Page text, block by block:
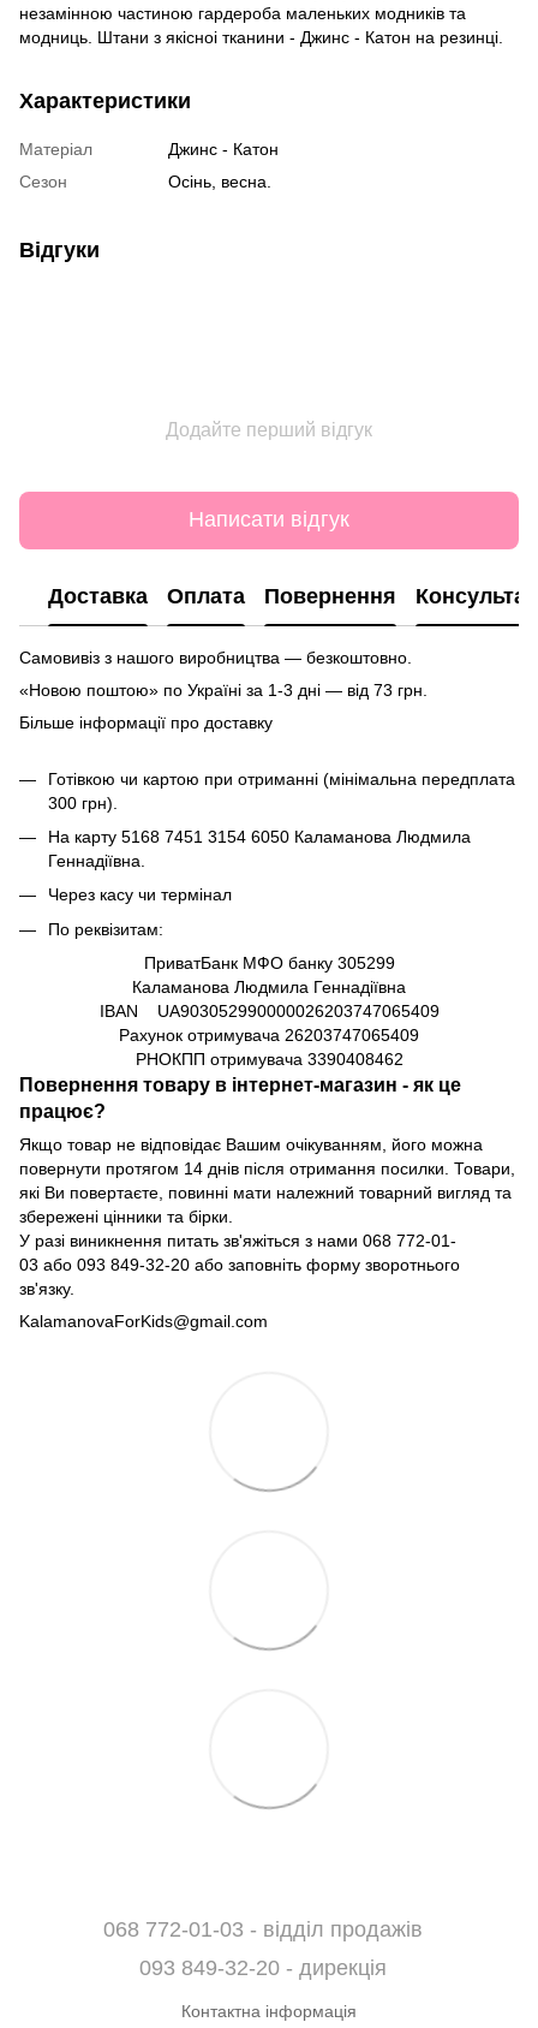
незамінною частиною гардероба маленьких модників та
модниць. Штани з якісноі тканини - Джинс - Катон на резинці.
Характеристики
Матеріал
Джинс - Катон
Сезон
Осінь, весна.
Відгуки
Додайте перший відгук
Написати відгук
Доставка Оплата Повернення
Самовивіз з нашого виробництва — безкоштовно.
«Новою поштою» по Україні за 1-3 дні — від 73 грн.
Більше інформації про доставку
Готівкою чи картою при отриманні (мінімальна передплата
300 грн).
На карту 5168 7451 3154 6050 Каламанова Людмила
Геннадіївна.
Через касу чи термінал
По реквізитам:
ПриватБанк МФО банку 305299
Каламанова Людмила Геннадіївна
IBAN UA903052990000026203747065409
Рахунок отримувача 26203747065409
РНОКПП отримувача 3390408462
Повернення товару в інтернет-магазин - як це
працює?
Якщо товар не відповідає Вашим очікуванням, його можна
повернути протягом 14 днів після отримання посилки. Товари,
які Ви повертаєте, повинні мати належний товарний вигляд та
збережені цінники та бірки.
У разі виникнення питать зв'яжіться з нами 068 772-01-
03 або 093 849-32-20 або заповніть форму зворотнього
зв'язку.
KalamanovaForKids@gmail.com
068 772-01-03 - відділ продажів
093 849-32-20 - дирекція
Контактна інформація